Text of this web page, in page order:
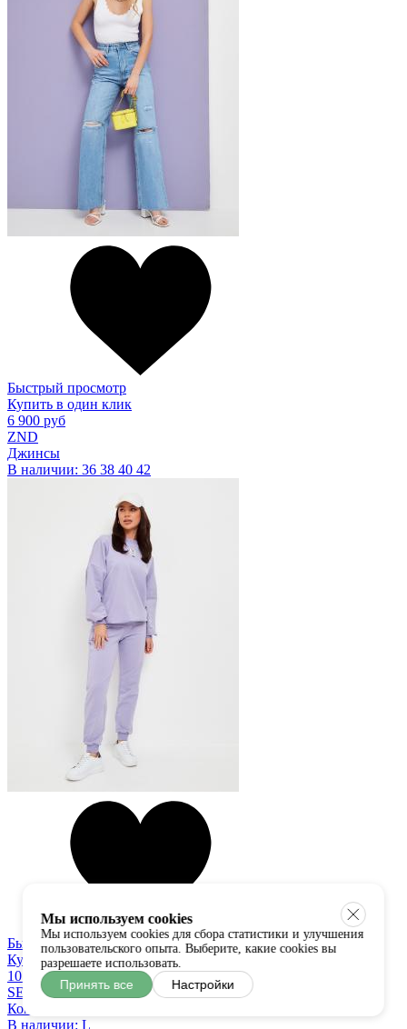
Быстрый просмотр
Купить в один клик
6 900 руб
ZND
Джинсы
В наличии: 36 38 40 42
Быстрый просмотр
Купить в один клик
10 300 руб
SETRE
Комплект
В наличии: L
Мы используем cookies
Мы используем cookies для сбора статистики и улучшения
пользовательского опыта. Выберите, какие cookies вы
разрешаете использовать.
Принять все Настройки